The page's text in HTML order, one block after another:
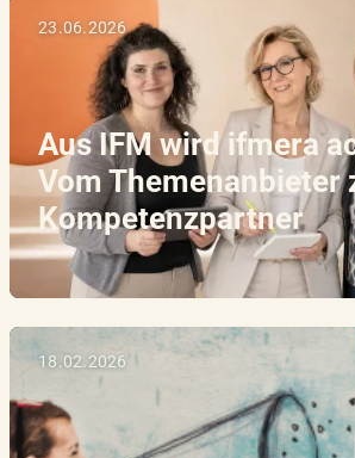
23.06.2026
Aus IFM wird ifmera
Vom Themenanbieter
Kompetenzpartner
18.02.2026